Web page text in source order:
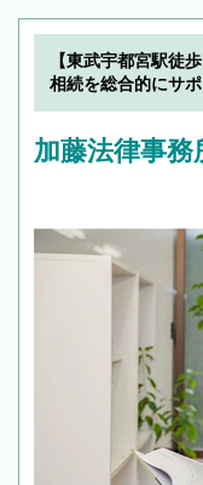
【東武宇都宮駅徒
相続を総合的にサ
加藤法律事務